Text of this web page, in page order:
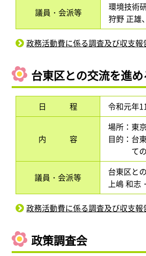
議員・会派等
環境技術
狩野 正雄
政務活動費に係る調査及び収支報
台東区との交流を進
日 程 令和元年
内 容
場所：東
目的：台
ての
議員・会派等
台東区と
上嶋 和志
政務活動費に係る調査及び収支報
政策調査会